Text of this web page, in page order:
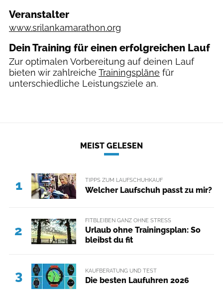
Veranstalter
www.srilankamarathon.org
Dein Training für einen erfolgreichen Lauf
Zur optimalen Vorbereitung auf deinen Lauf
bieten wir zahlreiche Trainingspläne für
unterschiedliche Leistungsziele an.
MEIST GELESEN
1 TIPPS ZUM LAUFSCHUHKAUF
Welcher Laufschuh passt zu mir?
2
FITBLEIBEN GANZ OHNE STRESS
Urlaub ohne Trainingsplan: So
bleibst du fit
3 KAUFBERATUNG UND TEST
Die besten Laufuhren 2026